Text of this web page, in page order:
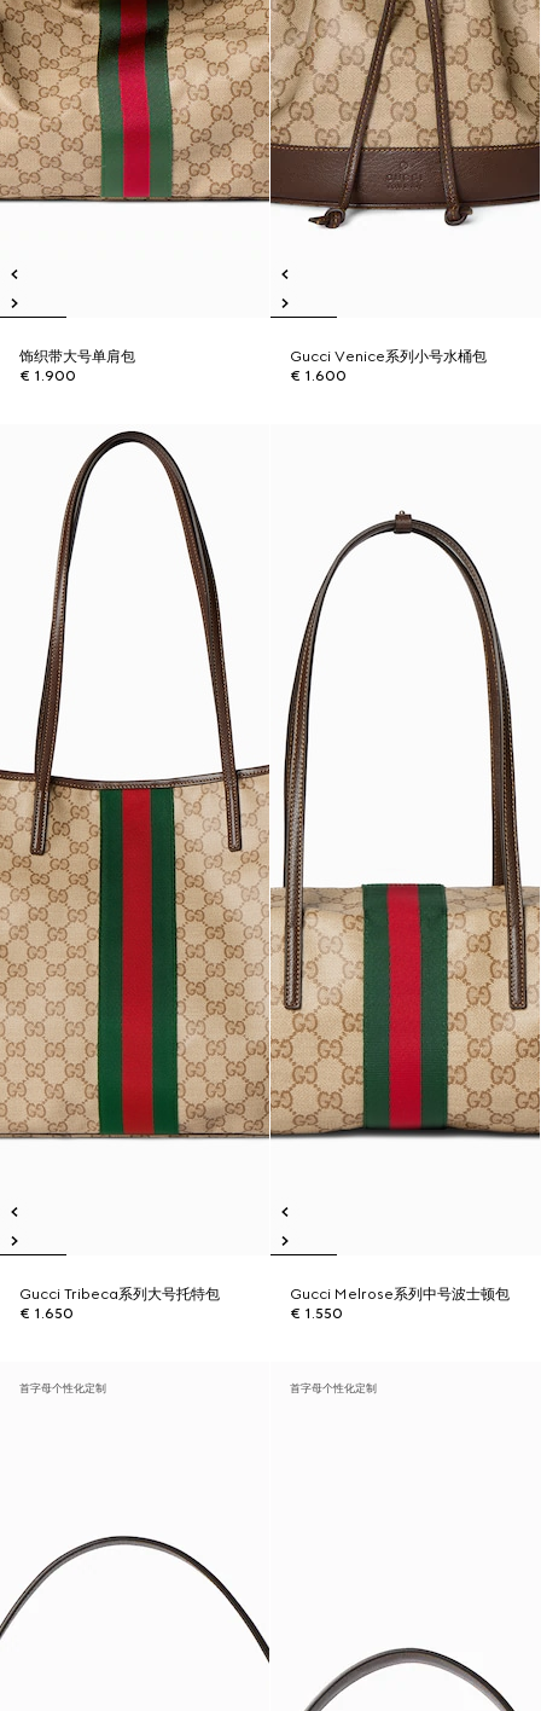
饰织带大号单肩包
€ 1.900
Gucci Venice系列小号水桶包
€ 1.600
Gucci Tribeca系列大号托特包
€ 1.650
Gucci Melrose系列中号波士顿包
€ 1.550
首字母个性化定制 首字母个性化定制